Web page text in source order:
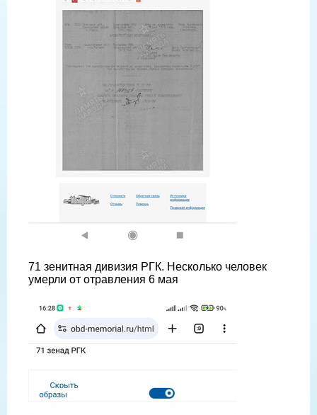
71 зенитная дивизия РГК. Несколько человек
умерли от отравления 6 мая